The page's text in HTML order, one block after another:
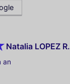
Natalia LOPEZ R.
an